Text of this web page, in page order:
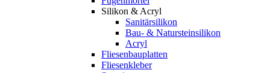
Silikon & Acryl
Sanitärsilikon
Bau- & Natursteinsilikon
Acryl
Fliesenbauplatten
Fliesenkleber